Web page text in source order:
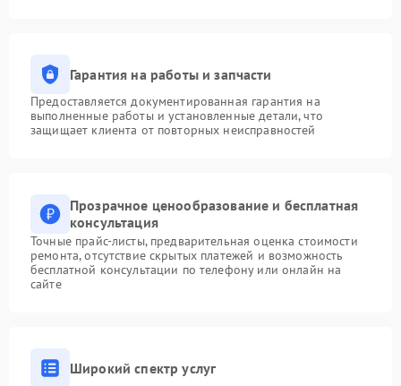
Гарантия на работы и запчасти
Предоставляется документированная гарантия на
выполненные работы и установленные детали, что
защищает клиента от повторных неисправностей
Прозрачное ценообразование и бесплатная
консультация
Точные прайс-листы, предварительная оценка стоимости
ремонта, отсутствие скрытых платежей и возможность
бесплатной консультации по телефону или онлайн на
сайте
Широкий спектр услуг